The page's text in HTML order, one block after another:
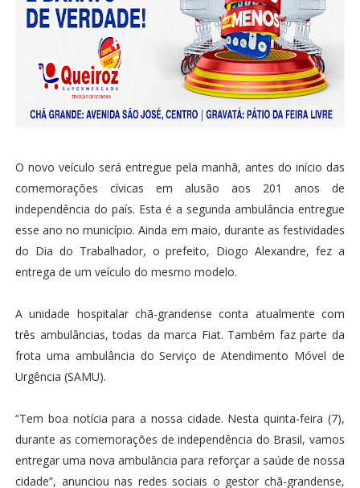
O novo veículo será entregue pela manhã, antes do início das
comemorações cívicas em alusão aos 201 anos de
independência do país. Esta é a segunda ambulância entregue
esse ano no município. Ainda em maio, durante as festividades
do Dia do Trabalhador, o prefeito, Diogo Alexandre, fez a
entrega de um veículo do mesmo modelo.
A unidade hospitalar chã-grandense conta atualmente com
três ambulâncias, todas da marca Fiat. Também faz parte da
frota uma ambulância do Serviço de Atendimento Móvel de
Urgência (SAMU).
“Tem boa notícia para a nossa cidade. Nesta quinta-feira (7),
durante as comemorações de independência do Brasil, vamos
entregar uma nova ambulância para reforçar a saúde de nossa
cidade”, anunciou nas redes sociais o gestor chã-grandense,